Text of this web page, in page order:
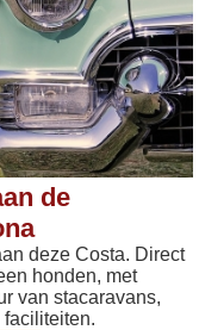
de
deze Costa. Direct
honden, met
van stacaravans,
faciliteiten.